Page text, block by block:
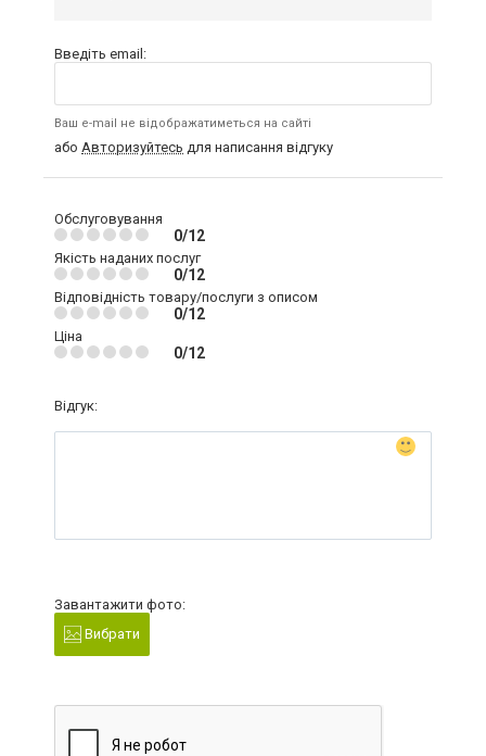
Введіть email:
Ваш e-mail не відображатиметься на сайті
або Авторизуйтесь для написання відгуку
Обслуговування
0/12
Якість наданих послуг
0/12
Відповідність товару/послуги з описом
0/12
Ціна
0/12
Відгук:
Завантажити фото:
Вибрати